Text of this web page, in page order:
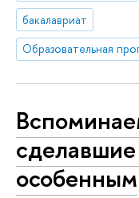
бакалавриат
сделавшие
особенным